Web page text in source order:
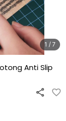
1 / 7
Anti Slip